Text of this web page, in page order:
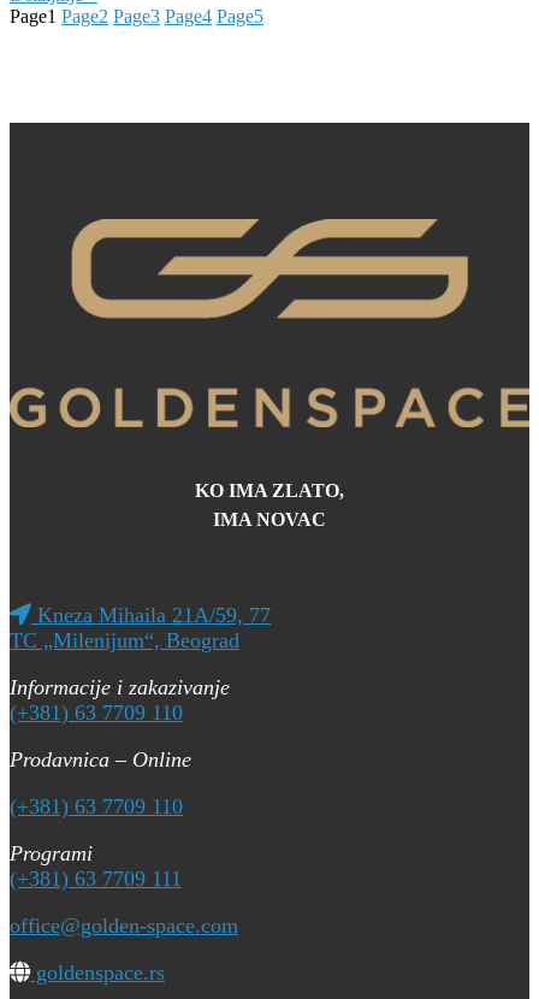
Page1 Page2 Page3 Page4 Page5
KO IMA ZLATO,
IMA NOVAC
Kneza Mihaila 21A/59, 77
TC „Milenijum“, Beograd
Informacije i zakazivanje
(+381) 63 7709 110
Prodavnica – Online
(+381) 63 7709 110
Programi
(+381) 63 7709 111
office@golden-space.com
goldenspace.rs